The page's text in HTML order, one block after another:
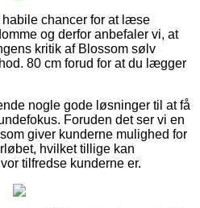
chancer for at læse
og derfor anbefaler vi, at
kritik af Blossom sølv
80 cm forud for at du lægger
nogle gode løsninger til at få
Foruden det ser vi en
giver kunderne mulighed for
hvilket tillige kan
tilfredse kunderne er.